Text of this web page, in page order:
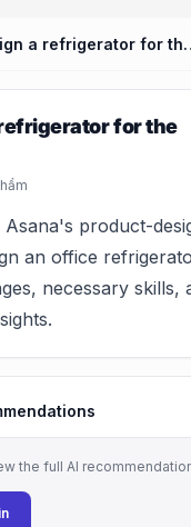
Design a
for the
product-
an office
necessary skills,
the full AI